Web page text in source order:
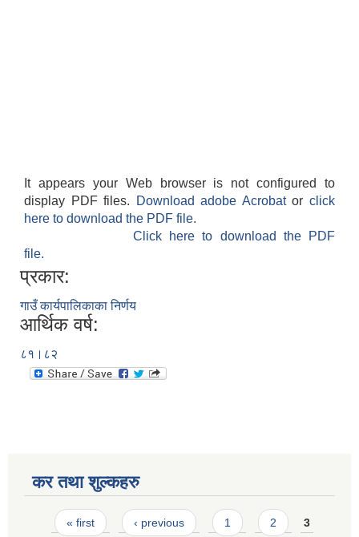
It appears your Web browser is not configured to
display PDF files.
Download adobe Acrobatorclick
here to download the PDF file.
Click here to download the PDF
file.
प्रकार:
गाउँ कार्यपालिकाका निर्णय
आर्थिक वर्ष:
८१।८२
कर तथा शुल्कहरु
Pages
« first ‹ previous 1 2 3